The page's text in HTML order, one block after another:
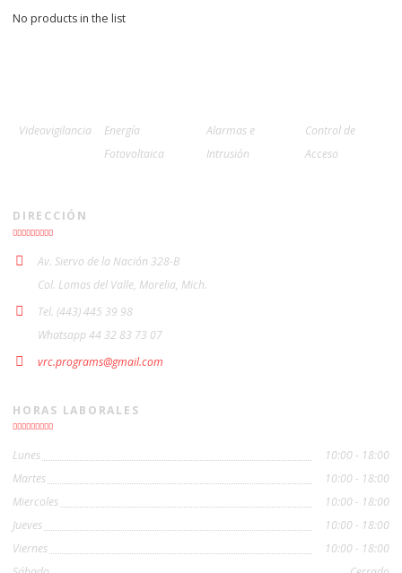
No products in the list
Videovigilancia
Energía
Fotovoltaica
Alarmas e
Intrusión
Control de
Acceso
DIRECCIÓN
Av. Siervo de la Nación 328-B
Col. Lomas del Valle, Morelia, Mich.
Tel. (443) 445 39 98
Whatsapp 44 32 83 73 07
vrc.programs@gmail.com
HORAS LABORALES
Lunes
10:00 - 18:00
Martes
10:00 - 18:00
Miercoles
10:00 - 18:00
Jueves
10:00 - 18:00
Viernes
10:00 - 18:00